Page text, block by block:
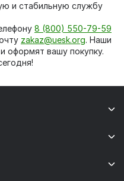
и стабильную службу
8 (800) 550-79-59
zakaz@uesk.org. Наши
оформят вашу покупку.